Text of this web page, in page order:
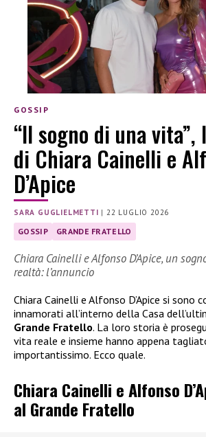
GOSSIP
“Il sogno di una vita”,
di Chiara Cainelli e
D’Apice
SARA GUGLIELMETTI | 22 LUGLIO 2026
GOSSIP GRANDE FRATELLO
Chiara Cainelli e Alfonso D’Apice, un
realtà: l’annuncio
Chiara Cainelli e Alfonso D’Apice si sono
innamorati all’interno della Casa
Grande Fratello. La loro storia è
vita reale e insieme hanno appena
importantissimo. Ecco quale.
Chiara Cainelli e Alfonso
al Grande Fratello